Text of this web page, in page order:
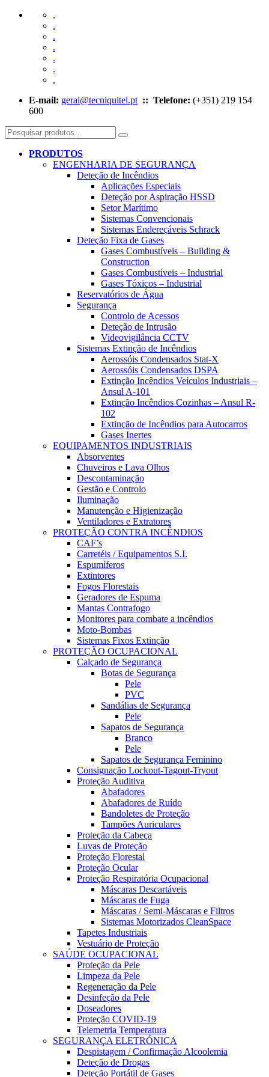
.
.
.
.
.
.
.
E-mail: geral@tecniquitel.pt :: Telefone: (+351) 219 154
600
PRODUTOS
ENGENHARIA DE SEGURANÇA
Deteção de Incêndios
Aplicações Especiais
Deteção por Aspiração HSSD
Setor Marítimo
Sistemas Convencionais
Sistemas Endereçáveis Schrack
Deteção Fixa de Gases
Gases Combustíveis – Building &
Construction
Gases Combustíveis – Industrial
Gases Tóxicos – Industrial
Reservatórios de Água
Segurança
Controlo de Acessos
Deteção de Intrusão
Videovigilância CCTV
Sistemas Extinção de Incêndios
Aerossóis Condensados Stat-X
Aerossóis Condensados DSPA
Extinção Incêndios Veículos Industriais –
Ansul A-101
Extinção Incêndios Cozinhas – Ansul R-
102
Extinção de Incêndios para Autocarros
Gases Inertes
EQUIPAMENTOS INDUSTRIAIS
Absorventes
Chuveiros e Lava Olhos
Descontaminação
Gestão e Controlo
Iluminação
Manutenção e Higienização
Ventiladores e Extratores
PROTEÇÃO CONTRA INCÊNDIOS
CAF’s
Carretéis / Equipamentos S.I.
Espumíferos
Extintores
Fogos Florestais
Geradores de Espuma
Mantas Contrafogo
Monitores para combate a incêndios
Moto-Bombas
Sistemas Fixos Extinção
PROTEÇÃO OCUPACIONAL
Calçado de Segurança
Botas de Segurança
Pele
PVC
Sandálias de Segurança
Pele
Sapatos de Segurança
Branco
Pele
Sapatos de Segurança Feminino
Consignação Lockout-Tagout-Tryout
Proteção Auditiva
Abafadores
Abafadores de Ruído
Bandoletes de Proteção
Tampões Auriculares
Proteção da Cabeça
Luvas de Proteção
Proteção Florestal
Proteção Ocular
Proteção Respiratória Ocupacional
Máscaras Descartáveis
Máscaras de Fuga
Máscaras / Semi-Máscaras e Filtros
Sistemas Motorizados CleanSpace
Tapetes Industriais
Vestuário de Proteção
SAÚDE OCUPACIONAL
Proteção da Pele
Limpeza da Pele
Regeneração da Pele
Desinfeção da Pele
Doseadores
Proteção COVID-19
Telemetria Temperatura
SEGURANÇA ELETRÓNICA
Despistagem / Confirmação Alcoolemia
Deteção de Drogas
Deteção Portátil de Gases